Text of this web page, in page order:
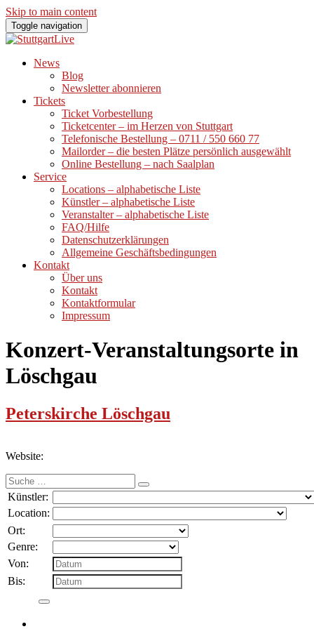
Skip to main content
Toggle navigation
News
Blog
Newsletter abonnieren
Tickets
Ticket Vorbestellung
Ticketcenter – im Herzen von Stuttgart
Telefonische Bestellung – 0711 / 550 660 77
Mailorder – die besten Plätze persönlich ausgewählt
Online Bestellung – nach Saalplan
Service
Locations – alphabetische Liste
Künstler – alphabetische Liste
Veranstalter – alphabetische Liste
FAQ/Hilfe
Datenschutzerklärungen
Allgemeine Geschäftsbedingungen
Kontakt
Über uns
Kontakt
Kontaktformular
Impressum
Konzert-Veranstaltungsorte in
Löschgau
Peterskirche Löschgau
Website:
Suche
nach:
Künstler:
Location:
Ort:
Genre:
Von:
Bis: